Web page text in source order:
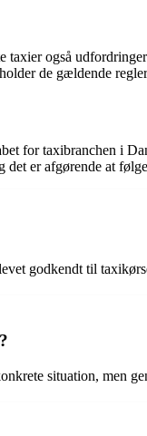
også
de gældende
for taxibranchen i
er afgørende at
godkendt til
situation, men